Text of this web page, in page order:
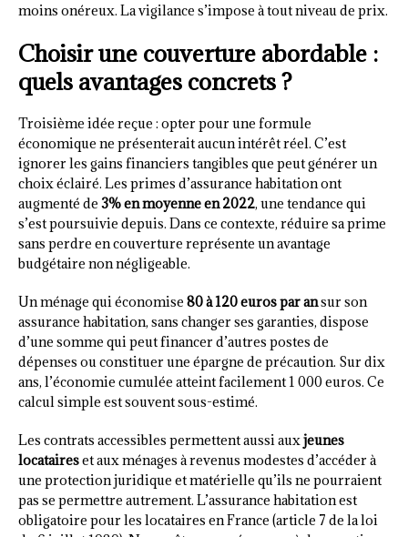
moins onéreux. La vigilance s’impose à tout niveau de prix.
Choisir une couverture abordable :
quels avantages concrets ?
Troisième idée reçue : opter pour une formule
économique ne présenterait aucun intérêt réel. C’est
ignorer les gains financiers tangibles que peut générer un
choix éclairé. Les primes d’assurance habitation ont
augmenté de 3% en moyenne en 2022, une tendance qui
s’est poursuivie depuis. Dans ce contexte, réduire sa prime
sans perdre en couverture représente un avantage
budgétaire non négligeable.
Un ménage qui économise 80 à 120 euros par ansur son
assurance habitation, sans changer ses garanties, dispose
d’une somme qui peut financer d’autres postes de
dépenses ou constituer une épargne de précaution. Sur dix
ans, l’économie cumulée atteint facilement 1 000 euros. Ce
calcul simple est souvent sous-estimé.
Les contrats accessibles permettent aussi auxjeunes
locataireset aux ménages à revenus modestes d’accéder à
une protection juridique et matérielle qu’ils ne pourraient
pas se permettre autrement. L’assurance habitation est
obligatoire pour les locataires en France (article 7 de la loi